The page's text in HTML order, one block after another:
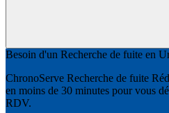
Besoin d'un Recherche de fuite en
ChronoServe Recherche de fuite
en moins de 30 minutes pour vous
RDV.